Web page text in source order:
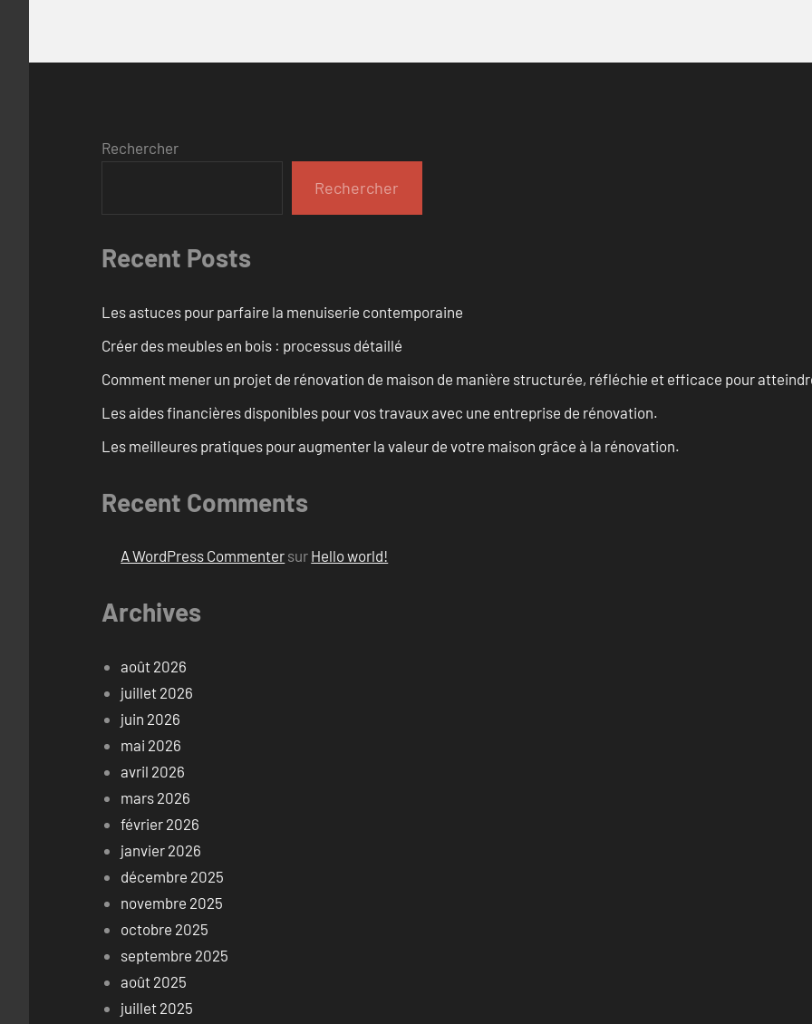
Rechercher
Rechercher
Recent Posts
Les astuces pour parfaire la menuiserie contemporaine
Créer des meubles en bois : processus détaillé
Comment mener un projet de rénovation de maison de manière structurée, réfléchie et efficace pour
Les aides financières disponibles pour vos travaux avec une entreprise de rénovation.
Les meilleures pratiques pour augmenter la valeur de votre maison grâce à la rénovation.
Recent Comments
A WordPress Commenter sur Hello world!
Archives
août 2026
juillet 2026
juin 2026
mai 2026
avril 2026
mars 2026
février 2026
janvier 2026
décembre 2025
novembre 2025
octobre 2025
septembre 2025
août 2025
juillet 2025